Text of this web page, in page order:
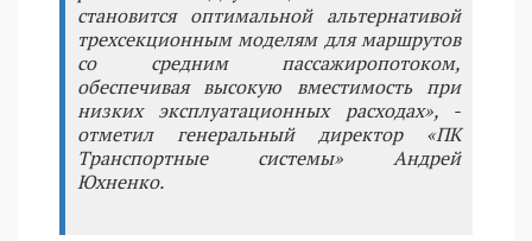
становится оптимальной альтернативой
трехсекционным моделям для маршрутов
со средним пассажиропотоком,
обеспечивая высокую вместимость при
низких эксплуатационных расходах», -
отметил генеральный директор «ПК
Транспортные системы» Андрей
Юхненко.